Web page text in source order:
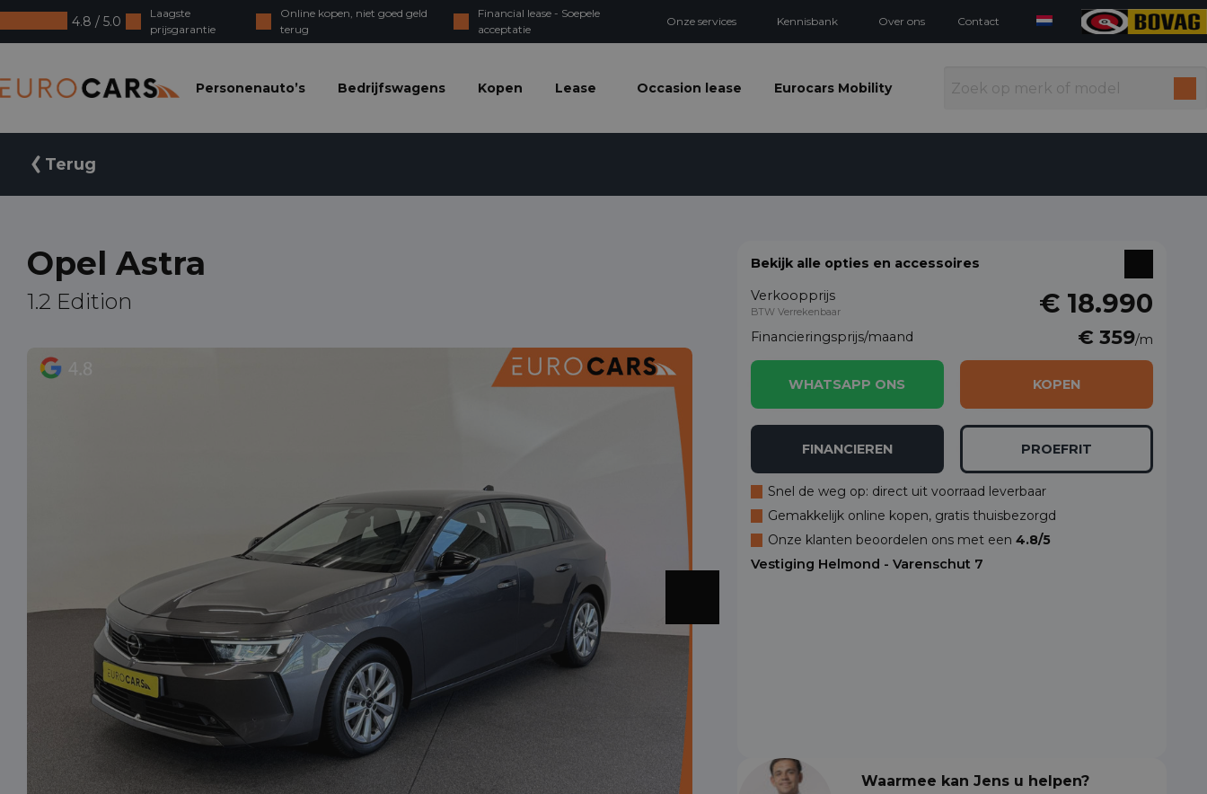
4.8 / 5.0
Laagste
prijsgarantie
Online kopen, niet goed geld
terug
Financial lease - Soepele
acceptatie
Onze services Kennisbank Over ons Contact
Personenauto’s
Bedrijfswagens Kopen Lease Occasion lease Eurocars Mobility
Terug
Opel Astra
1.2 Edition
Bekijk alle opties en accessoires
Verkoopprijs
BTW Verrekenbaar € 18.990
Financieringsprijs/maand € 359/m
WHATSAPP ONS KOPEN
FINANCIEREN PROEFRIT
Snel de weg op: direct uit voorraad leverbaar
Gemakkelijk online kopen, gratis thuisbezorgd
Onze klanten beoordelen ons met een 4.8/5
Vestiging Helmond - Varenschut 7
Waarmee kan Jens u helpen?